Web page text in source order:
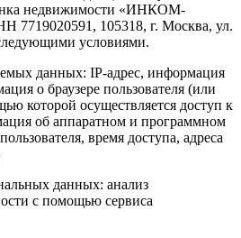
недвижимости «ИНКОМ-
105318, г. Москва, ул.
условиями.
данных: IP-адрес, информация
о браузере пользователя (или
которой осуществляется доступ к
об аппаратном и программном
время доступа, адреса
данных: анализ
с помощью сервиса